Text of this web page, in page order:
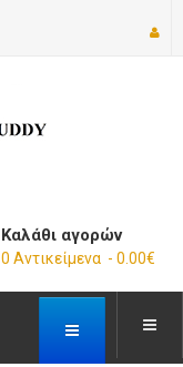
Καλάθι αγορών
0 Αντικείμενα - 0.00€